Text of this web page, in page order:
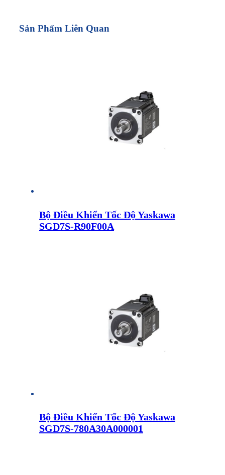
Sản Phẩm Liên Quan
Bộ Điều Khiển Tốc Độ Yaskawa
SGD7S-R90F00A
Bộ Điều Khiển Tốc Độ Yaskawa
SGD7S-780A30A000001